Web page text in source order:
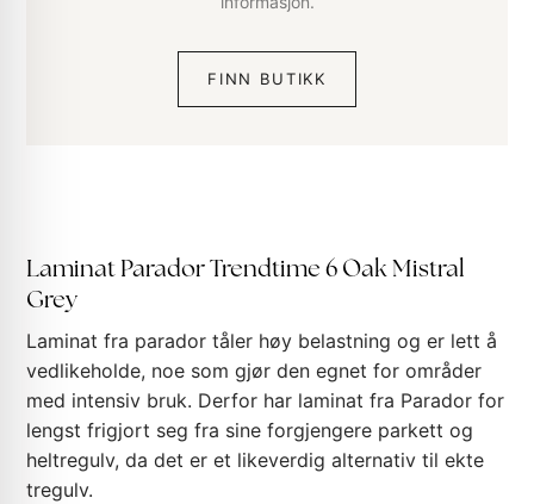
FINN BUTIKK
Laminat Parador Trendtime 6 Oak Mistral
Grey
Laminat fra parador tåler høy belastning og er lett å
vedlikeholde, noe som gjør den egnet for områder
med intensiv bruk. Derfor har laminat fra Parador for
lengst frigjort seg fra sine forgjengere parkett og
heltregulv, da det er et likeverdig alternativ til ekte
tregulv.